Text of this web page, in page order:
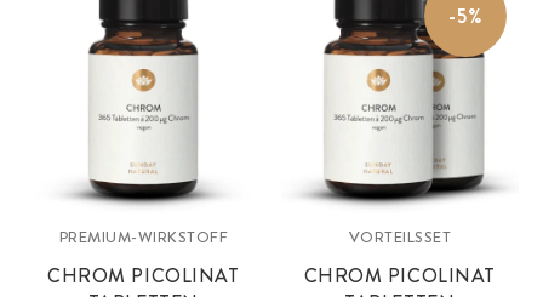
PREMIUM-WIRKSTOFF
CHROM PICOLINAT
-5%
VORTEILSSET
CHROM PICOLINAT